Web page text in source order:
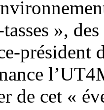
tasses »,
président
de cet «